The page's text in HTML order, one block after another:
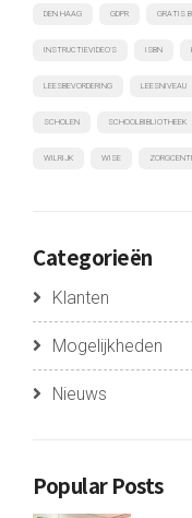
DEN HAAG GDPR GRATIS
INSTRUCTIEVIDEO'S ISBN
LEESBEVORDERING LEESNIVEAU
SCHOLEN SCHOOLBIBLIOTHEEK
WILRIJK WISE
Categorieën
Klanten
Mogelijkheden
Nieuws
Popular Posts